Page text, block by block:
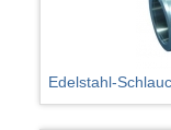
Edelstahl-